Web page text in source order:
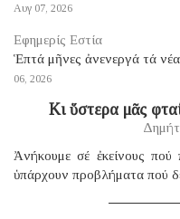
Αυγ 07, 2026
Εφημερίς Εστία
Ἑπτά μῆνες ἀνενεργά τά
06, 2026
Κι ὕστερα μᾶς
Ἀνήκουμε σέ ἐκείνους πού
ὑπάρχουν προβλήματα πού